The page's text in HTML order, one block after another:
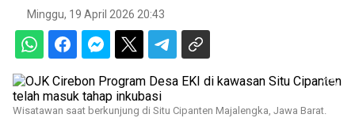
Minggu, 19 April 2026 20:43
Wisatawan saat berkunjung di Situ Cipanten Majalengka, Jawa Barat.